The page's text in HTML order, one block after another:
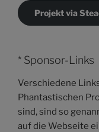
Projekt via
* Sponsor-Links
Verschiedene
Phantastischen
sind, sind so
auf die Webseite